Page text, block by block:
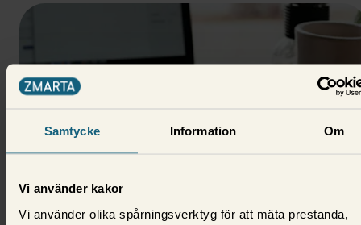
Samtycke Information Om
Vi använder kakor
Vi använder olika spårningsverktyg för att mäta prestanda,
Företagslån